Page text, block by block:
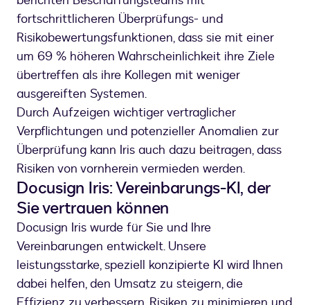
fortschrittlicheren Überprüfungs- und
Risikobewertungsfunktionen, dass sie mit einer
um 69 % höheren Wahrscheinlichkeit ihre Ziele
übertreffen als ihre Kollegen mit weniger
ausgereiften Systemen.
Durch Aufzeigen wichtiger vertraglicher
Verpflichtungen und potenzieller Anomalien zur
Überprüfung kann Iris auch dazu beitragen, dass
Risiken von vornherein vermieden werden.
Docusign Iris: Vereinbarungs-KI, der
Sie vertrauen können
Docusign Iris wurde für Sie und Ihre
Vereinbarungen entwickelt. Unsere
leistungsstarke, speziell konzipierte KI wird Ihnen
dabei helfen, den Umsatz zu steigern, die